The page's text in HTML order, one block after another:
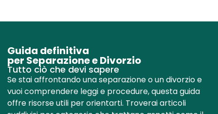
Guida definitiva
per Separazione e Divorzio
Tutto ciò che devi sapere
Se stai affrontando una separazione o un divorzio e
vuoi comprendere leggi e procedure, questa guida
offre risorse utili per orientarti. Troverai articoli